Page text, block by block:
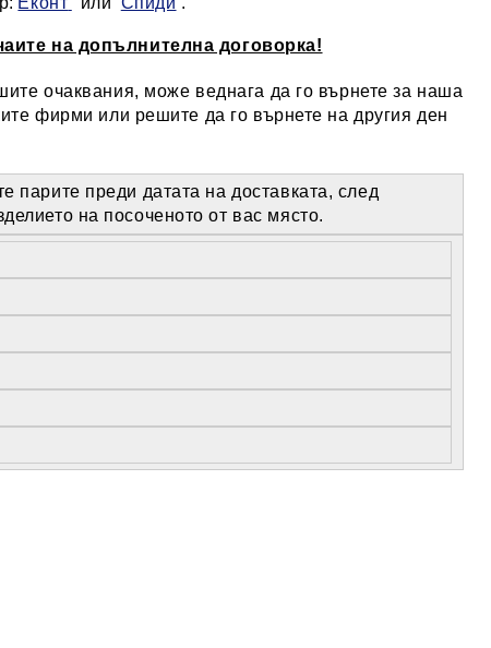
на допълнителна договорка!
очаквания, може веднага да го върнете за наша
фирми или решите да го върнете на другия ден
парите преди датата на доставката, след
на посоченото от вас място.